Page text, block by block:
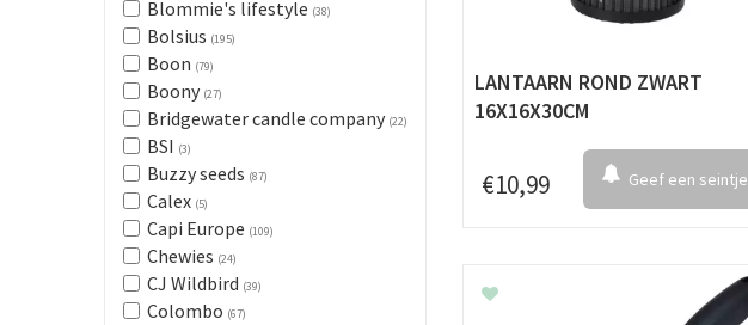
LANTAARN ROND ZWART
16X16X30CM
€10,99 Geef een seintje
Blommie's lifestyle (38)
Bolsius (195)
Boon (79)
Boony (27)
Bridgewater candle company (22)
BSI (3)
Buzzy seeds (87)
Calex (5)
Capi Europe (109)
Chewies (24)
CJ Wildbird (39)
Colombo (67)